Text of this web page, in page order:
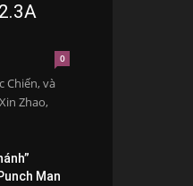
0
Chiến, và
Zhao,
Man